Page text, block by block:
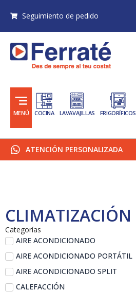
Seguimiento de pedido
MENÚ COCINA LAVAVAJILLAS FRIGORÍFICOS
ATENCIÓN PERSONALIZADA
CLIMATIZACIÓN
Categorías
AIRE ACONDICIONADO
AIRE ACONDICIONADO PORTÁTIL
AIRE ACONDICIONADO SPLIT
CALEFACCIÓN